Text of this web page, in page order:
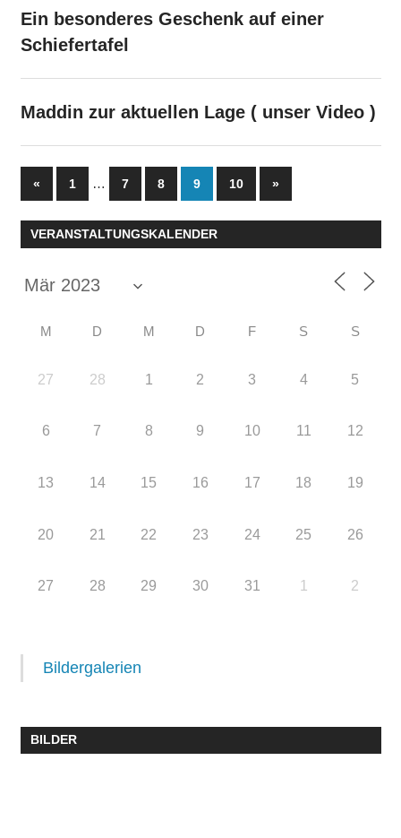
Ein besonderes Geschenk auf einer
Schiefertafel
Maddin zur aktuellen Lage ( unser Video )
Seitennummerierung
der
Beiträge
«Vorherige
Beiträge
1 … 7 8 9 10
Nächste
Beiträge
»
VERANSTALTUNGSKALENDER
M D M D F S S
27 28 1 2 3 4 5
6 7 8 9 10 11 12
13 14 15 16 17 18 19
20 21 22 23 24 25 26
27 28 29 30 31 1 2
Bildergalerien
BILDER